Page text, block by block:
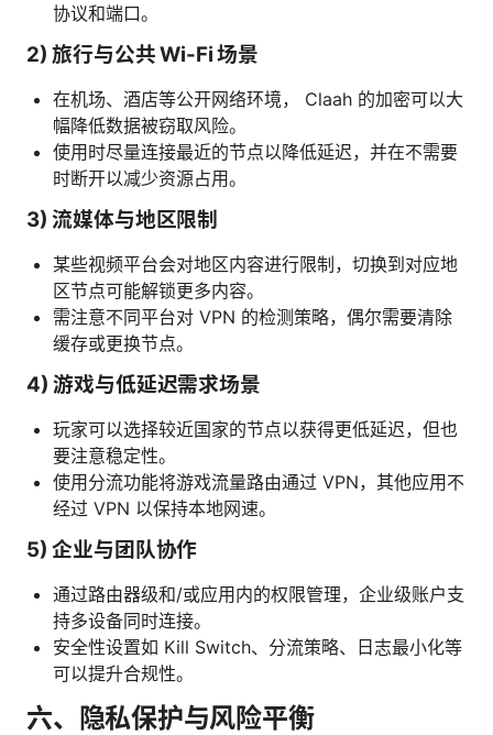
协议和端口。
2) 旅行与公共 Wi-Fi 场景
在机场、酒店等公开网络环境， Claah 的加密可以大
幅降低数据被窃取风险。
使用时尽量连接最近的节点以降低延迟，并在不需要
时断开以减少资源占用。
3) 流媒体与地区限制
某些视频平台会对地区内容进行限制，切换到对应地
区节点可能解锁更多内容。
需注意不同平台对 VPN 的检测策略，偶尔需要清除
缓存或更换节点。
4) 游戏与低延迟需求场景
玩家可以选择较近国家的节点以获得更低延迟，但也
要注意稳定性。
使用分流功能将游戏流量路由通过 VPN，其他应用不
经过 VPN 以保持本地网速。
5) 企业与团队协作
通过路由器级和/或应用内的权限管理，企业级账户支
持多设备同时连接。
安全性设置如 Kill Switch、分流策略、日志最小化等
可以提升合规性。
六、隐私保护与风险平衡